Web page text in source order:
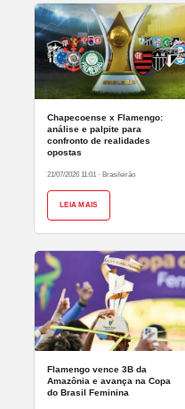
Chapecoense x Flamengo:
análise e palpite para
confronto de realidades
opostas
21/07/2026 11:01 · Brasileirão
LEIA MAIS
Flamengo vence 3B da
Amazônia e avança na Copa
do Brasil Feminina